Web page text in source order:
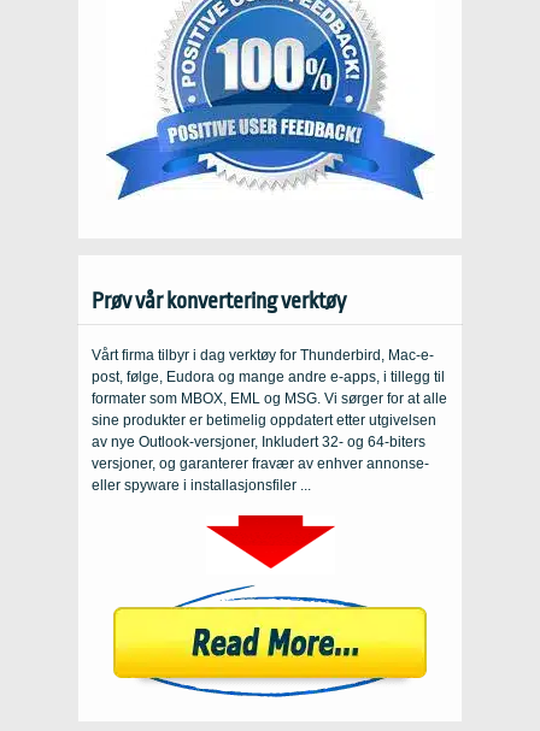
Prøv vår konvertering verktøy
Vårt firma tilbyr i dag verktøy for Thunderbird, Mac-e-
post, følge, Eudora og mange andre e-apps, i tillegg til
formater som MBOX, EML og MSG. Vi sørger for at alle
sine produkter er betimelig oppdatert etter utgivelsen
av nye Outlook-versjoner, Inkludert 32- og 64-biters
versjoner, og garanterer fravær av enhver annonse-
eller spyware i installasjonsfiler ...